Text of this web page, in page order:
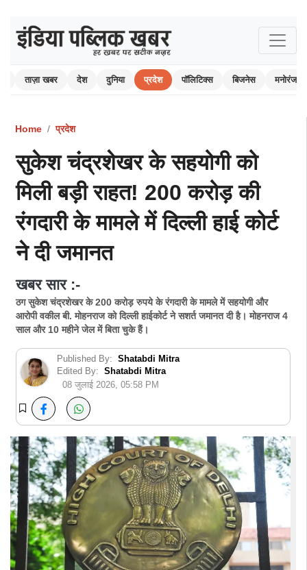
ताज़ा खबर देश दुनिया प्रदेश पॉलिटिक्स बिजनेस मनोरंजन
Home प्रदेश
सुकेश चंद्रशेखर के सहयोगी को
मिली बड़ी राहत! 200 करोड़ की
रंगदारी के मामले में दिल्ली हाई कोर्ट
ने दी जमानत
खबर सार :-
ठग सुकेश चंद्रशेखर के 200 करोड़ रुपये के रंगदारी के मामले में सहयोगी और
आरोपी वकील बी. मोहनराज को दिल्ली हाईकोर्ट ने सशर्त जमानत दी है। मोहनराज 4
साल और 10 महीने जेल में बिता चुके हैं।
Published By: Shatabdi Mitra
Edited By: Shatabdi Mitra
08 जुलाई 2026, 05:58 PM